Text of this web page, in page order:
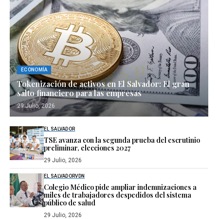
ECONOMÍA
Tokenización de activos en El Salvador: El gran
salto financiero para las empresas
29 Julio, 2026
EL SALVADOR
TSE avanza con la segunda prueba del escrutinio
preliminar, elecciones 2027
29 Julio, 2026
EL SALVADORVDN
Colegio Médico pide ampliar indemnizaciones a
miles de trabajadores despedidos del sistema
público de salud
29 Julio, 2026